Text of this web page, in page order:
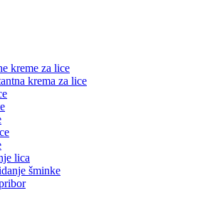
kreme za lice
krema za lice
lica
šminke